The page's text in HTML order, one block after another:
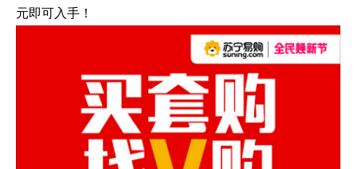
元即可入手！